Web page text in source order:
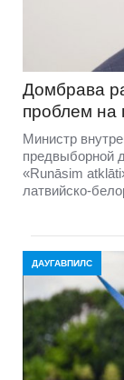
Домбравa
проблем на
Министр
предвыборной
«Runāsim
латвийско-
ДАУГАВПИЛС